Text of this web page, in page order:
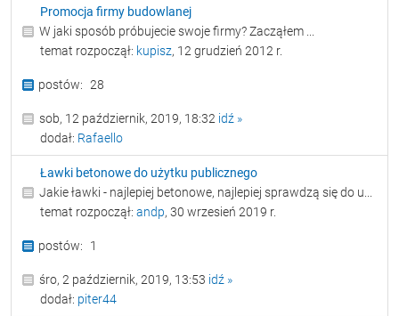
Promocja firmy budowlanej
W jaki sposób próbujecie swoje firmy? Zacząłem ...
temat rozpoczął: kupisz, 12 grudzień 2012 r.
28
sob, 12 październik, 2019, 18:32 idź »
dodał: Rafaello
Ławki betonowe do użytku publicznego
Jakie ławki - najlepiej betonowe, najlepiej sprawdzą się do u...
temat rozpoczął: andp, 30 wrzesień 2019 r.
1
śro, 2 październik, 2019, 13:53 idź »
dodał: piter44